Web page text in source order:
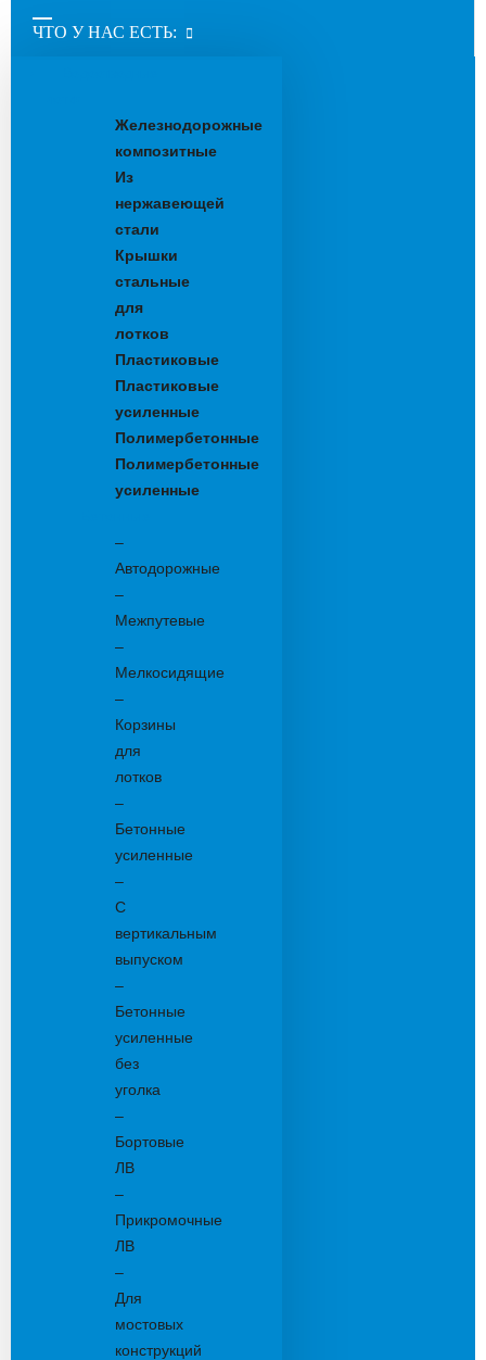
ЧТО У НАС ЕСТЬ:
Железнодорожные
композитные
Из
нержавеющей
стали
Крышки
стальные
для
лотков
Пластиковые
Пластиковые
усиленные
Полимербетонные
Полимербетонные
усиленные
–
Автодорожные
–
Межпутевые
–
Мелкосидящие
–
Корзины
для
лотков
–
Бетонные
усиленные
–
С
вертикальным
выпуском
–
Бетонные
усиленные
без
уголка
–
Бортовые
ЛВ
–
Прикромочные
ЛВ
–
Для
мостовых
конструкций